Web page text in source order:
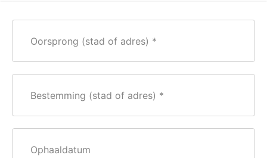
Oorsprong (stad of adres)
Bestemming (stad of adres)
Ophaaldatum